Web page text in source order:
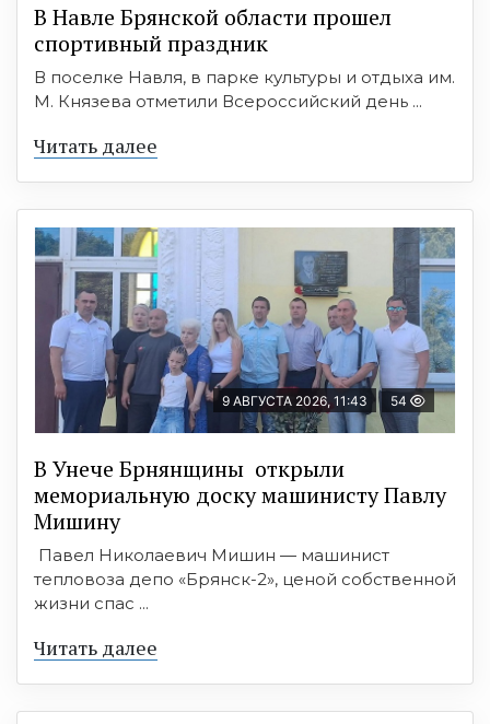
В Навле Брянской области прошел
спортивный праздник
В поселке Навля, в парке культуры и отдыха им.
М. Князева отметили Всероссийский день ...
Читать далее
9 АВГУСТА 2026, 11:43 54
В Унече Брнянщины открыли
мемориальную доску машинисту Павлу
Мишину
Павел Николаевич Мишин — машинист
тепловоза депо «Брянск-2», ценой собственной
жизни спас ...
Читать далее